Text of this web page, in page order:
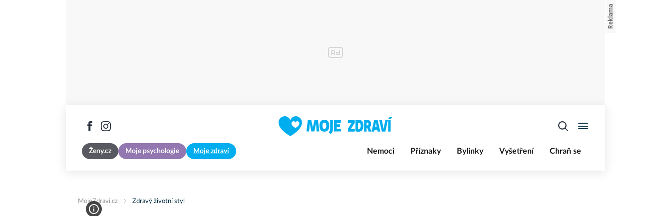
Ženy.cz Moje psychologie Moje zdraví Nemoci Příznaky Bylinky Vyšetření Chraň se
MojeZdravi.cz Zdravý životní styl